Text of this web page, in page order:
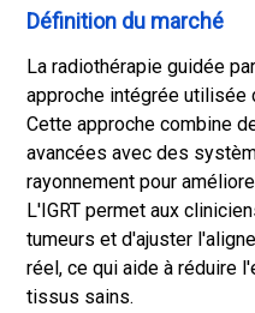
Définition du marché
La radiothérapie guidée
approche intégrée utilisée
Cette approche combine
avancées avec des
rayonnement pour
L'IGRT permet aux
tumeurs et d'ajuster
réel, ce qui aide à réduire
tissus sains.